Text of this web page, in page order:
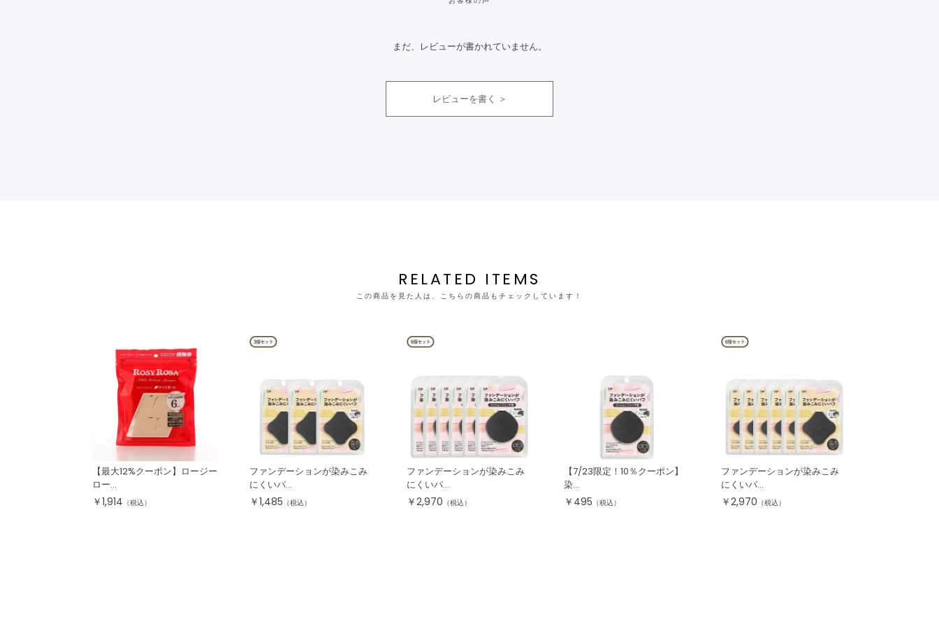
まだ、レビューが書かれていません。
レビューを書く
RELATED ITEMS
この商品を見た人は、こちらの商品もチェックしています！
【最大12%クーポン】ロージー
ロー...
￥1,914 （税込）
ファンデーションが染みこみ
にくいパ...
￥1,485 （税込）
ファンデーションが染みこみ
にくいパ...
￥2,970 （税込）
【7/23限定！10％クーポン】
染...
￥ 495 （税込）
ファンデーションが染みこみ
にくいパ...
￥2,970 （税込）